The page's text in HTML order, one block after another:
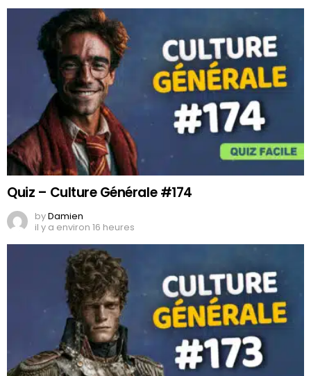
Quiz – Culture Générale #174
byDamien
il y a environ 16 heures